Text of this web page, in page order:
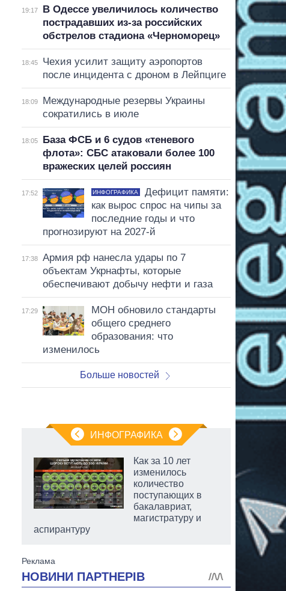
19:17
В Одессе увеличилось количество
пострадавших из-за российских
обстрелов стадиона «Черноморец»
18:45
Чехия усилит защиту аэропортов
после инцидента с дроном в Лейпциге
18:09
Международные резервы Украины
сократились в июле
18:05
База ФСБ и 6 судов «теневого
флота»: СБС атаковали более 100
вражеских целей россиян
17:52 ИНФОГРАФИКА
Дефицит памяти:
как вырос спрос на чипы за
последние годы и что
прогнозируют на 2027-й
17:38
Армия рф нанесла удары по 7
объектам Укрнафты, которые
обеспечивают добычу нефти и газа
17:29
МОН обновило стандарты
общего среднего
образования: что
изменилось
Больше новостей
ИНФОГРАФИКА
Как за 10 лет
изменилось
количество
поступающих в
бакалавриат,
магистратуру и
аспирантуру